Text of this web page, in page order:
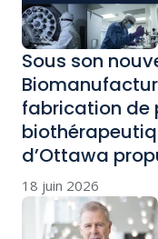
Sous son
fabrication de
d’Ottawa
18 juin 2026